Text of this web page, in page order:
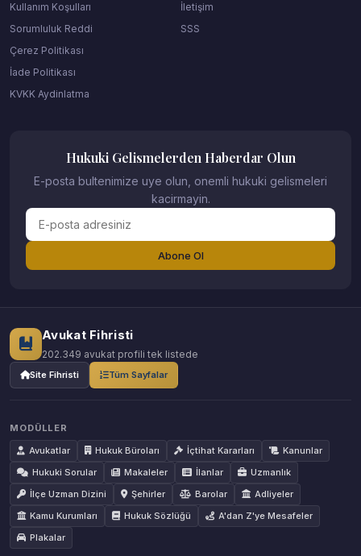
Kullanım Koşulları
Sorumluluk Reddi
Çerez Politikası
İade Politikası
KVKK Aydinlatma
İletişim
SSS
Hukuki Gelismelerden Haberdar Olun
E-posta bultenimize uye olun, onemli hukuki gelismeleri
kacirmayin.
Abone Ol
Avukat Fihristi
202.349 avukat profili tek listede
Site Fihristi Tüm Sayfalar
MODÜLLER
Avukatlar
Hukuk Büroları İçtihat Kararları
Kanunlar
Hukuki Sorular
Makaleler İlanlar
Uzmanlık
İlçe Uzman Dizini
Şehirler Barolar
Adliyeler
Kamu Kurumları
Hukuk Sözlüğü
A'dan Z'ye Mesafeler
Plakalar